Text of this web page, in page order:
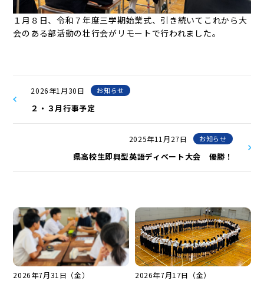
１月８日、令和７年度三学期始業式、引き続いてこれから大
会のある部活動の壮行会がリモートで行われました。
2026年1月30日 お知らせ
２・３月行事予定
2025年11月27日 お知らせ
県高校生即興型英語ディベート大会 優勝！
2026年7月31日（金） 2026年7月17日（金）